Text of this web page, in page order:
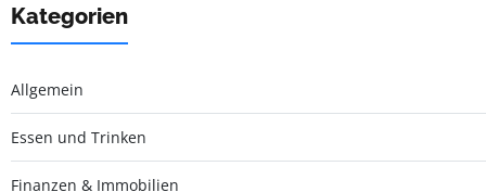
Kategorien
Allgemein
Essen und Trinken
Finanzen & Immobilien